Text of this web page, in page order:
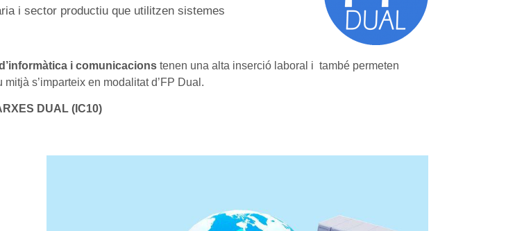
i sector productiu que utilitzen sistemes
i comunicacions tenen una alta inserció laboral i també permeten
s’imparteix en modalitat d’FP Dual.
DUAL (IC10)